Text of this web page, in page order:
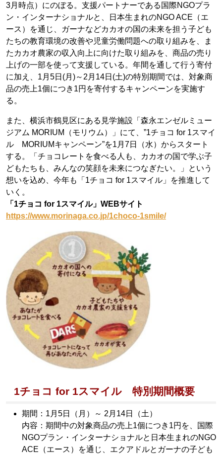
3月時点）にのぼる。支援パートナーである国際NGOプラ
ン・インターナショナルと、日本生まれのNGO ACE（エ
ース）を通じ、ガーナなどカカオの国の未来を担う子ども
たちの教育環境の改善や児童労働問題への取り組みを、ま
たカカオ農家の収入向上に向けた取り組みを、商品の売り
上げの一部を使って支援している。年間を通して行う寄付
に加え、1月5日(月)～2月14日(土)の特別期間では、対象商
品の売上1個につき1円を寄付するキャンペーンを実施す
る。
また、横浜市鶴見区にある見学施設「森永エンゼルミュー
ジアム MORIUM（モリウム）」にて、”1チョコ for 1スマイ
ル MORIUMキャンペーン”を1月7日（水）からスタート
する。「チョコレートを食べる人も、カカオの国で学ぶ子
どもたちも、みんなの笑顔を未来につなぎたい。」という
想いを込め、今年も「1チョコ for 1スマイル」を推進して
いく。
「1チョコ for 1スマイル」WEBサイト
https://www.morinaga.co.jp/1choco-1smile/
1チョコ for 1スマイル 特別期間概要
期間：1月5日（月）～ 2月14日（土）
内容：期間中の対象商品の売上1個につき1円を、国際
NGOプラン・インターナショナルと日本生まれのNGO
ACE（エース）を通じ、エクアドルとガーナの子ども